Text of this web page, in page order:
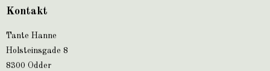
Kontakt
Tante Hanne
Holsteinsgade 8
8300 Odder